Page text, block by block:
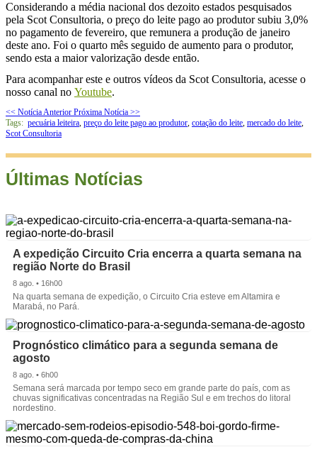
Considerando a média nacional dos dezoito estados pesquisados
pela Scot Consultoria, o preço do leite pago ao produtor subiu 3,0%
no pagamento de fevereiro, que remunera a produção de janeiro
deste ano. Foi o quarto mês seguido de aumento para o produtor,
sendo esta a maior valorização desde então.
Para acompanhar este e outros vídeos da Scot Consultoria, acesse o
nosso canal no Youtube.
<< Notícia Anterior Próxima Notícia >>
Tags: pecuária leiteira, preço do leite pago ao produtor, cotação do leite, mercado do leite,
Scot Consultoria
Últimas Notícias
A expedição Circuito Cria encerra a quarta semana na
região Norte do Brasil
8 ago. • 16h00
Na quarta semana de expedição, o Circuito Cria esteve em Altamira e
Marabá, no Pará.
Prognóstico climático para a segunda semana de
agosto
8 ago. • 6h00
Semana será marcada por tempo seco em grande parte do país, com as
chuvas significativas concentradas na Região Sul e em trechos do litoral
nordestino.